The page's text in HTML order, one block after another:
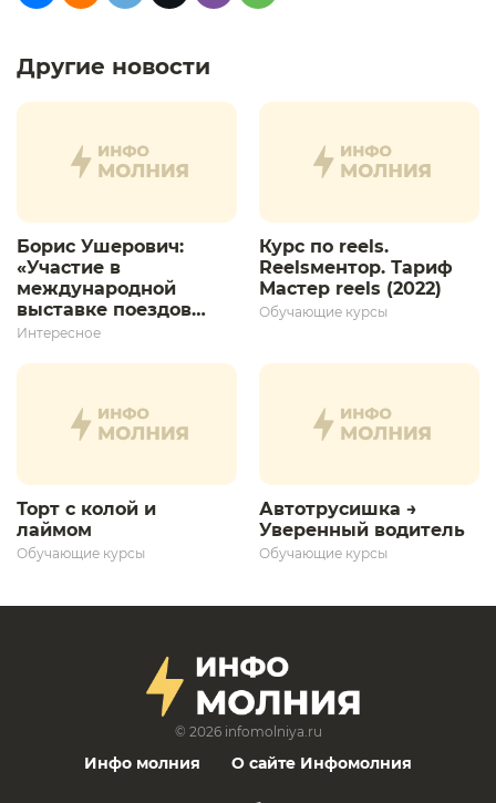
Другие новости
Борис Ушерович:
«Участие в
международной
выставке поездов
дает толчок для
развития»
Интересное
Курс по reels.
Reelsментор. Тариф
Мастер reels (2022)
Обучающие курсы
Торт с колой и
лаймом
Обучающие курсы
Автотрусишка →
Уверенный водитель​
Обучающие курсы
© 2026 infomolniya.ru
Инфо молния О сайте Инфомолния